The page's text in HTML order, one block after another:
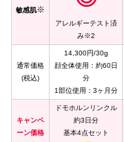
敏感肌※
アレルギーテスト済
み※2
通常価格
(税込)
14,300円/30g
顔全体使用：約60日
分
1部位使用：3ヶ月分
キャンペ
ーン価格
ドモホルンリンクル
約3日分
基本4点セット